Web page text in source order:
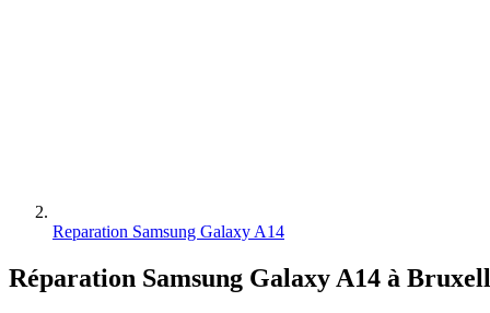
Reparation Samsung Galaxy A14
Réparation Samsung Galaxy A14 à